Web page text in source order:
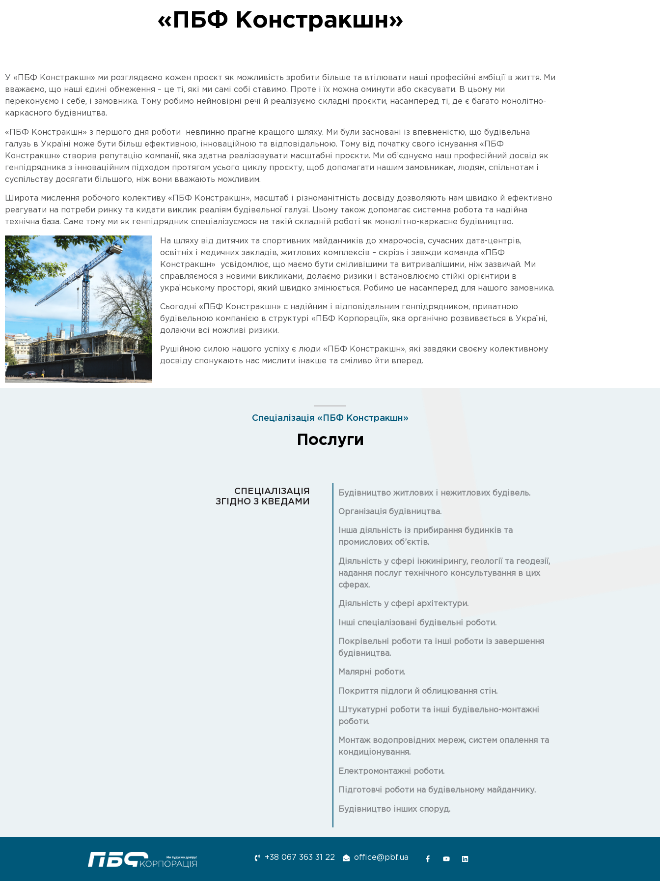
«ПБФ Констракшн»
У «ПБФ Констракшн» ми розглядаємо кожен проєкт як можливість зробити більше та втілювати наші професійні амбіції в життя. Ми
вважаємо, що наші єдині обмеження – це ті, які ми самі собі ставимо. Проте і їх можна оминути або скасувати. В цьому ми
переконуємо і себе, і замовника. Тому робимо неймовірні речі й реалізуємо складні проєкти, насамперед ті, де є багато монолітно-
каркасного будівництва.
«ПБФ Констракшн» з першого дня роботи невпинно прагне кращого шляху. Ми були засновані із впевненістю, що будівельна
галузь в Україні може бути більш ефективною, інноваційною та відповідальною. Тому від початку свого існування «ПБФ
Констракшн» створив репутацію компанії, яка здатна реалізовувати масштабні проєкти. Ми об’єднуємо наш професійний досвід як
генпідрядника з інноваційним підходом протягом усього циклу проєкту, щоб допомагати нашим замовникам, людям, спільнотам і
суспільству досягати більшого, ніж вони вважають можливим.
Широта мислення робочого колективу «ПБФ Констракшн», масштаб і різноманітність досвіду дозволяють нам швидко й ефективно
реагувати на потреби ринку та кидати виклик реаліям будівельної галузі. Цьому також допомагає системна робота та надійна
технічна база. Саме тому ми як генпідрядник спеціалізуємося на такій складній роботі як монолітно-каркасне будівництво.
На шляху від дитячих та спортивних майданчиків до хмарочосів, сучасних дата-центрів,
освітніх і медичних закладів, житлових комплексів – скрізь і завжди команда «ПБФ
Констракшн» усвідомлює, що маємо бути сміливішими та витривалішими, ніж зазвичай. Ми
справляємося з новими викликами, долаємо ризики і встановлюємо стійкі орієнтири в
українському просторі, який швидко змінюється. Робимо це насамперед для нашого замовника.
Сьогодні «ПБФ Констракшн» є надійним і відповідальним генпідрядником, приватною
будівельною компанією в структурі «ПБФ Корпорації», яка органічно розвивається в Україні,
долаючи всі можливі ризики.
Рушійною силою нашого успіху є люди «ПБФ Констракшн», які завдяки своєму колективному
досвіду спонукають нас мислити інакше та сміливо йти вперед.
Спеціалізація «ПБФ Констракшн»
Послуги
СПЕЦІАЛІЗАЦІЯ
ЗГІДНО З КВЕДАМИ
Будівництво житлових і нежитлових будівель.
Організація будівництва.
Інша діяльність із прибирання будинків та
промислових об’єктів.
Діяльність у сфері інжинірингу, геології та геодезії,
надання послуг технічного консультування в цих
сферах.
Діяльність у сфері архітектури.
Інші спеціалізовані будівельні роботи.
Покрівельні роботи та інші роботи із завершення
будівництва.
Малярні роботи.
Покриття підлоги й облицювання стін.
Штукатурні роботи та інші будівельно-монтажні
роботи.
Монтаж водопровідних мереж, систем опалення та
кондиціонування.
Електромонтажні роботи.
Підготовчі роботи на будівельному майданчику.
Будівництво інших споруд.
+38 067 363 31 22 office@pbf.ua